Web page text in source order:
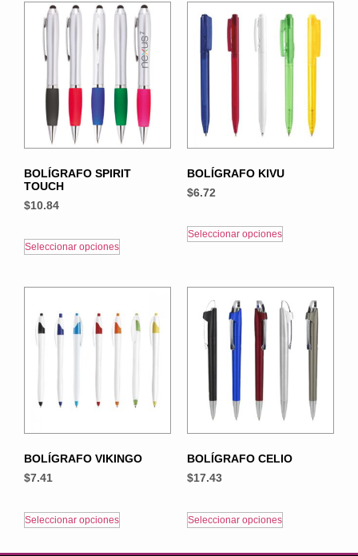
BOLÍGRAFO SPIRIT
TOUCH
$10.84
Seleccionar opciones
BOLÍGRAFO KIVU
$6.72
Seleccionar opciones
BOLÍGRAFO VIKINGO
$7.41
Seleccionar opciones
BOLÍGRAFO CELIO
$17.43
Seleccionar opciones